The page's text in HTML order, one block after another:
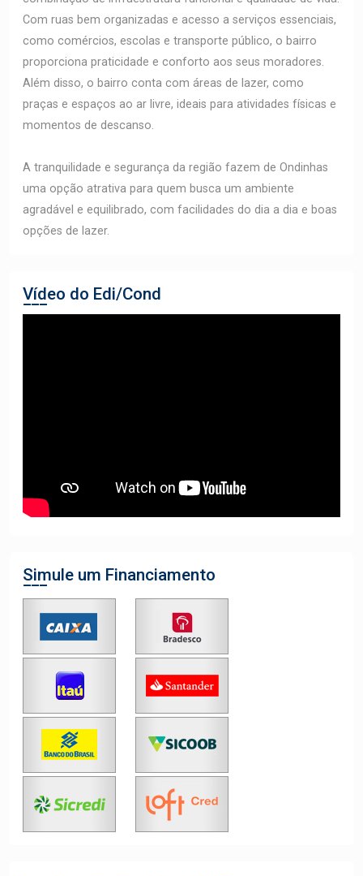
Com ruas bem organizadas e acesso a serviços essenciais,
como comércios, escolas e transporte público, o bairro
proporciona praticidade e conforto aos seus moradores.
Além disso, o bairro conta com áreas de lazer, como
praças e espaços ao ar livre, ideais para atividades físicas e
momentos de descanso.
A tranquilidade e segurança da região fazem de Ondinhas
uma opção atrativa para quem busca um ambiente
agradável e equilibrado, com facilidades do dia a dia e boas
opções de lazer.
Vídeo do Edi/Cond
Simule um Financiamento